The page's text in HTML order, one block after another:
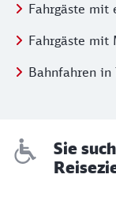
Fahrgäste mit
Fahrgäste mit
Bahnfahren in
Sie